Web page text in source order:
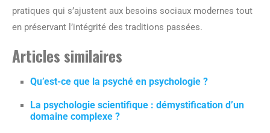
pratiques qui s’ajustent aux besoins sociaux modernes tout
en préservant l’intégrité des traditions passées.
Articles similaires
Qu’est-ce que la psyché en psychologie ?
La psychologie scientifique : démystification d’un
domaine complexe ?